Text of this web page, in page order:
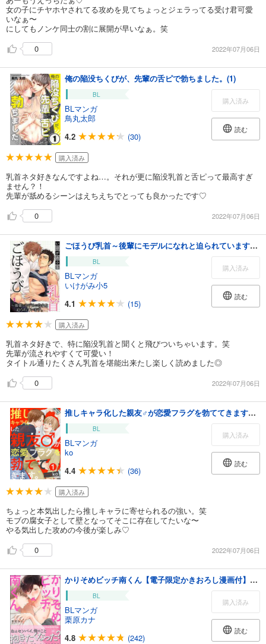
女の子にチヤホヤされてる攻めを見てちょっとジェラってる受け君可愛
いなぁ〜
にしてもノンケ同士の割に展開が早いなぁ。笑
0
2022年07月06日
俺の陥没ちくびが、先輩の舌ピで勃ちました。(1)
BL
BLマンガ
鳥丸太郎
4.2
(30)
購入済み
読む
購入済み
乳首ネタ好きなんですよね…。それが更に陥没乳首と舌ピって最高すぎ
ません？！
先輩が舐めるシーンはえちえちでとっても良かったです♡
0
2022年07月06日
ごほうび乳首～後輩にモデルになれと迫られています。1
BL
BLマンガ
いけがみ小5
4.1
(15)
購入済み
読む
購入済み
乳首ネタ好きで、特に陥没乳首と聞くと飛びついちゃいます。笑
先輩が流されやすくて可愛い！
タイトル通りたくさん乳首を堪能出来たし楽しく読めました◎
0
2022年07月06日
推しキャラ化した親友♂が恋愛フラグを勃ててきます。(1)
BL
BLマンガ
ko
4.4
(36)
購入済み
読む
購入済み
ちょっと本気出したら推しキャラに寄せられるの強い。笑
モブの腐女子として壁となってそこに存在してたいな〜
やる気出した攻めの今後が楽しみ♡
0
2022年07月06日
かりそめビッチ南くん【電子限定かきおろし漫画付】＜デジタル版＞
BL
BLマンガ
栗原カナ
4.8
(242)
購入済み
読む